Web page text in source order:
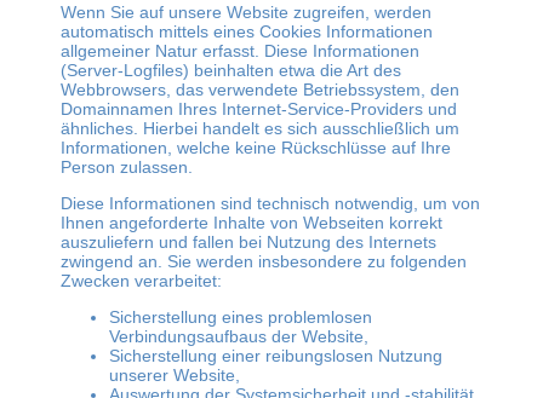
Wenn Sie auf unsere Website zugreifen, werden
automatisch mittels eines Cookies Informationen
allgemeiner Natur erfasst. Diese Informationen
(Server-Logfiles) beinhalten etwa die Art des
Webbrowsers, das verwendete Betriebssystem, den
Domainnamen Ihres Internet-Service-Providers und
ähnliches. Hierbei handelt es sich ausschließlich um
Informationen, welche keine Rückschlüsse auf Ihre
Person zulassen.
Diese Informationen sind technisch notwendig, um von
Ihnen angeforderte Inhalte von Webseiten korrekt
auszuliefern und fallen bei Nutzung des Internets
zwingend an. Sie werden insbesondere zu folgenden
Zwecken verarbeitet:
Sicherstellung eines problemlosen
Verbindungsaufbaus der Website,
Sicherstellung einer reibungslosen Nutzung
unserer Website,
Auswertung der Systemsicherheit und -stabilität